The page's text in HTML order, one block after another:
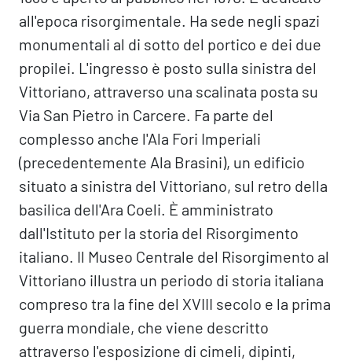
all'epoca risorgimentale. Ha sede negli spazi
monumentali al di sotto del portico e dei due
propilei. L'ingresso è posto sulla sinistra del
Vittoriano, attraverso una scalinata posta su
Via San Pietro in Carcere. Fa parte del
complesso anche l'Ala Fori Imperiali
(precedentemente Ala Brasini), un edificio
situato a sinistra del Vittoriano, sul retro della
basilica dell'Ara Coeli. È amministrato
dall'Istituto per la storia del Risorgimento
italiano. Il Museo Centrale del Risorgimento al
Vittoriano illustra un periodo di storia italiana
compreso tra la fine del XVIII secolo e la prima
guerra mondiale, che viene descritto
attraverso l'esposizione di cimeli, dipinti,